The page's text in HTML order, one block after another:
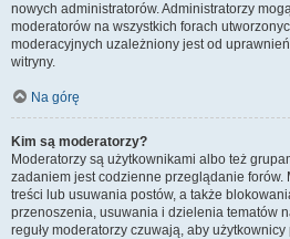
nowych administratorów. Administratorzy
moderatorów na wszystkich forach
moderacyjnych uzależniony jest od
witryny.
Na górę
Kim są moderatorzy?
Moderatorzy są użytkownikami albo też
zadaniem jest codzienne przeglądanie forów.
treści lub usuwania postów, a także
przenoszenia, usuwania i dzielenia tematów
reguły moderatorzy czuwają, aby